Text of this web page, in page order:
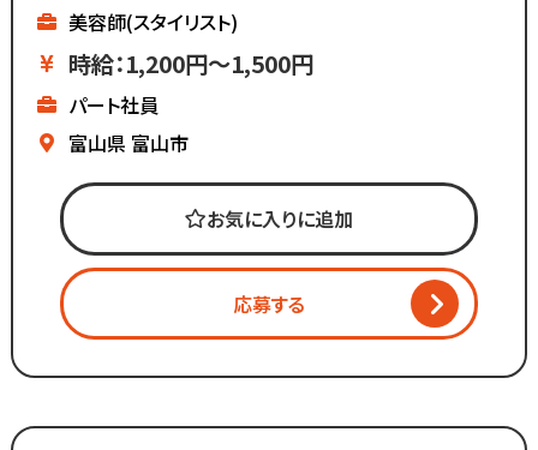
また、担当・予約制ではなく
お客様とは最低限しか
会話をしないスタイルなので
お客様との関係作りが苦手...
という方にもピッタリ◎
▼週2日～、1日4時間～OK
▼ブランクがあっても安心
▼全国200店舗展開
▼地域に愛される安心経営
∴‥∵‥∴‥∵‥∴‥
・接客
・お会計
・カット
・ブロー
美容師(スタイリスト)
時給：1,200円～1,500円
パート社員
富山県 富山市
お気に入りに追加
応募する